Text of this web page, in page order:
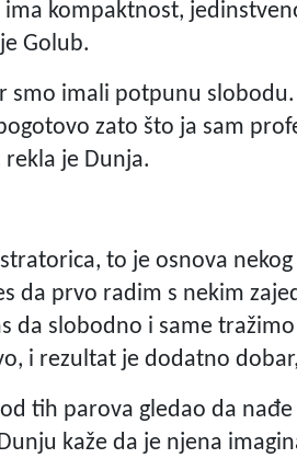
ima kompaktnost,
Golub.
smo imali potpunu
zato što ja sam
je Dunja.
to je osnova
da prvo radim s nekim
da slobodno i same
i rezultat je dodatno
tih parova gledao da
kaže da je njena